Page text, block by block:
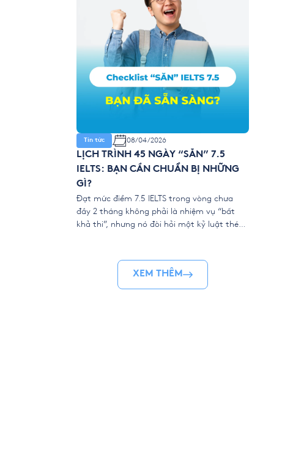
Tin tức 08/04/2026
LỊCH TRÌNH 45 NGÀY “SĂN” 7.5
IELTS: BẠN CẦN CHUẨN BỊ NHỮNG
GÌ?
Đạt mức điểm 7.5 IELTS trong vòng chưa
đầy 2 tháng không phải là nhiệm vụ “bất
khả thi”, nhưng nó đòi hỏi một kỷ luật thép
YOLA là một cuộc đua marathon rút ngắn.
Để “về đích” […]XEM THÊM